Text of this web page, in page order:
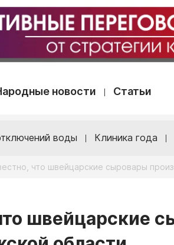
новости Статьи
воды Клиника года
что швейцарские сыровары
швейцарские